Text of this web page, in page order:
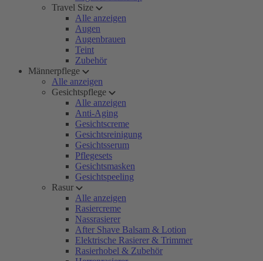
Travel Size
Alle anzeigen
Augen
Augenbrauen
Teint
Zubehör
Männerpflege
Alle anzeigen
Gesichtspflege
Alle anzeigen
Anti-Aging
Gesichtscreme
Gesichtsreinigung
Gesichtsserum
Pflegesets
Gesichtsmasken
Gesichtspeeling
Rasur
Alle anzeigen
Rasiercreme
Nassrasierer
After Shave Balsam & Lotion
Elektrische Rasierer & Trimmer
Rasierhobel & Zubehör